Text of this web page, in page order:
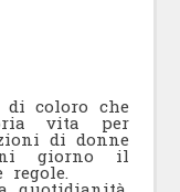
coloro che
vita per
di donne
giorno il
regole.